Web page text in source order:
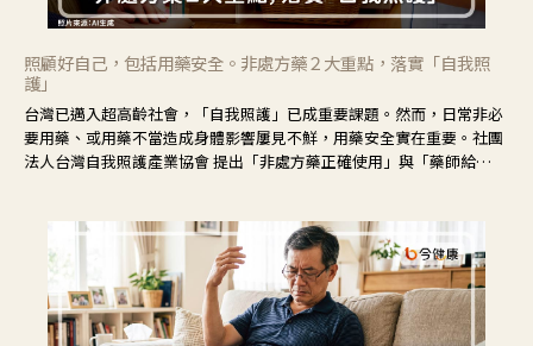
照顧好自己，包括用藥安全。非處方藥２大重點，落實「自我照
護」
台灣已邁入超高齡社會，「自我照護」已成重要課題。然而，日常非必
要用藥、或用藥不當造成身體影響屢見不鮮，用藥安全實在重要。社團
法人台灣自我照護產業協會 提出「非處方藥正確使用」與「藥師給